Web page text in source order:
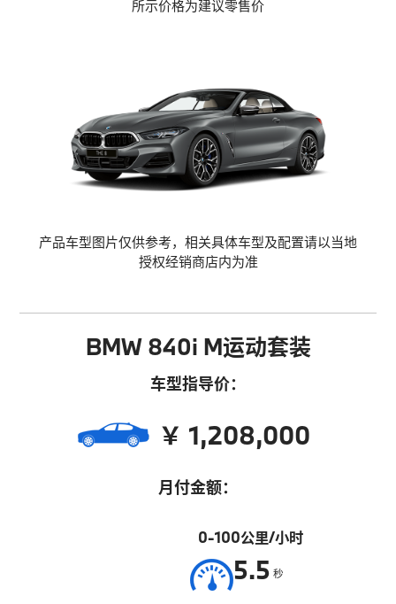
所示价格为建议零售价
产品车型图片仅供参考，相关具体车型及配置请以当地
授权经销商店内为准
BMW 840i M运动套装
车型指导价：
￥ 1,208,000
月付金额：
0-100公里/小时
5.5 秒